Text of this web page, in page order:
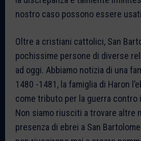
nostro caso possono essere
Oltre a cristiani cattolici, San
pochissime persone di diverse
ad oggi. Abbiamo notizia di una
1480 -1481, la famiglia di Haron
come tributo per la guerra contro
Non siamo riusciti a trovare altre
presenza di ebrei a San